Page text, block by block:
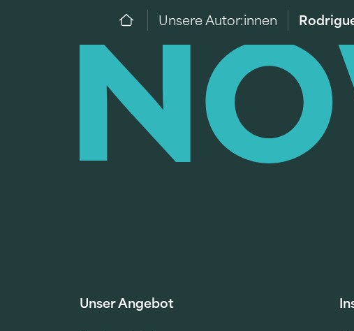
Unsere Autor:innen
Unser Angebot